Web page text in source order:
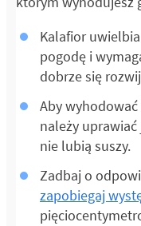
Kalafior
pogodę i
dobrze się
Aby
należy
nie lubią suszy.
Zadbaj o
zapobiegaj